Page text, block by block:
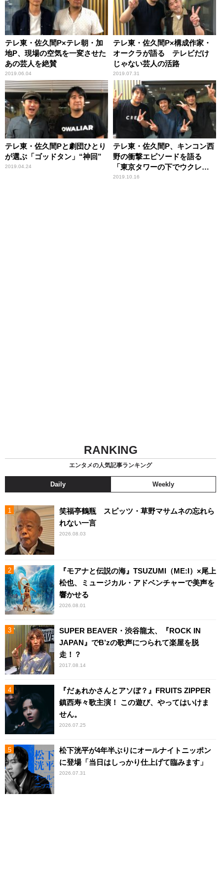
テレ東・佐久間P×テレ朝・加
地P、現場の空気を一変させた
あの芸人を絶賛
2019.06.04
テレ東・佐久間P×構成作家・
オークラが語る テレビだけ
じゃない芸人の活路
2019.07.31
テレ東・佐久間Pと劇団ひとり
が選ぶ「ゴッドタン」“神回”
2019.04.24
テレ東・佐久間P、キンコン西
野の衝撃エピソードを語る
「東京タワーの下でウクレ
レ」
2019.10.16
RANKING
エンタメの人気記事ランキング
Daily Weekly
笑福亭鶴瓶 スピッツ・草野マサムネの忘れら
れない一言
2026.08.03
『モアナと伝説の海』TSUZUMI（ME:I）×尾上
松也、ミュージカル・アドベンチャーで美声を
響かせる
2026.08.01
SUPER BEAVER・渋谷龍太、『ROCK IN
JAPAN』でB’zの歌声につられて楽屋を脱
走！？
2017.08.14
『だぁれかさんとアソぼ？』FRUITS ZIPPER
鎮西寿々歌主演！ この遊び、やってはいけま
せん。
2026.07.25
松下洸平が4年半ぶりにオールナイトニッポン
に登場「当日はしっかり仕上げて臨みます」
2026.07.31